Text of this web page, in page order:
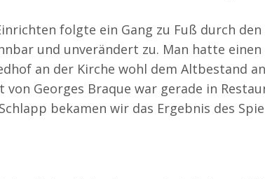
folgte ein Gang zu Fuß durch
und unverändert zu. Man hatte
an der Kirche wohl dem Altbestand
von Georges Braque war gerade in
bekamen wir das Ergebnis des